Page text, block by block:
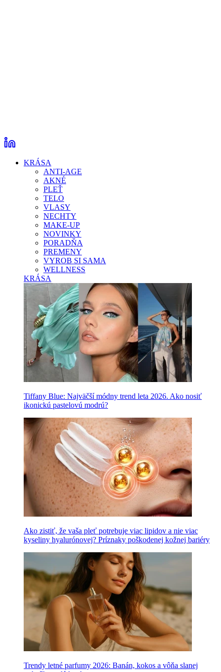
KRÁSA
ANTI-AGE
AKNÉ
PLEŤ
TELO
VLASY
NECHTY
MAKE-UP
NOVINKY
PORADŇA
PREMENY
VYROB SI SAMA
WELLNESS
KRÁSA
Tiffany Blue: Najväčší módny trend leta 2026. Ako nosiť
ikonickú pastelovú modrú?
Ako zistiť, že vaša pleť potrebuje viac lipidov a nie viac
kyseliny hyalurónovej? Príznaky poškodenej kožnej bariéry
Trendy letné parfumy 2026: Banán, kokos a vôňa slanej